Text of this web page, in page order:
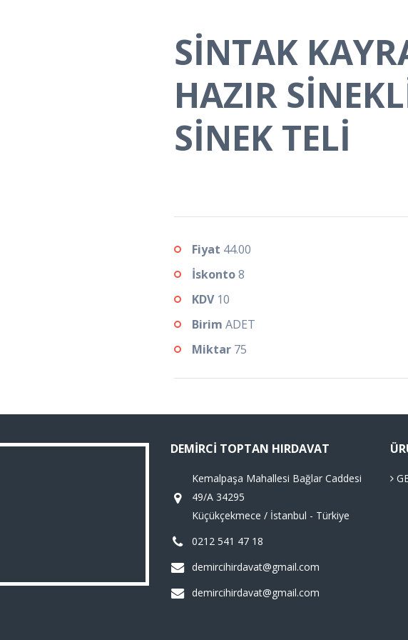
SİNTAK
HAZIR
SİNEK TELİ
Fiyat 44.00
İskonto8
KDV10
Birim ADET
Miktar 75
DEMIRCI TOPTAN HIRDAVAT
Kemalpaşa Mahallesi Bağlar Caddesi
49/A 34295
Küçükçekmece / İstanbul - Türkiye
0212 541 47 18
demircihirdavat@gmail.com
demircihirdavat@gmail.com